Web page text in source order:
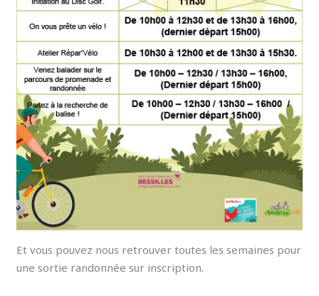
Et vous pouvez nous retrouver toutes les semaines pour
une sortie randonnée sur inscription.